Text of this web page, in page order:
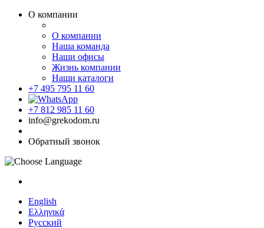
О компании
О компании
Наша команда
Наши офисы
Жизнь компании
Наши каталоги
+7 495 795 11 60
+7 812 985 11 60
info@grekodom.ru
Обратный звонок
English
Ελληνικά
Русский